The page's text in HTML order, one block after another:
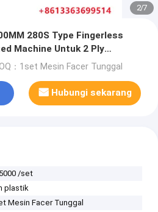
2/7
280S Type Fingerless
Machine Untuk 2 Ply
：1set Mesin Facer Tunggal
Hubungi sekarang
/set
plastik
Mesin Facer Tunggal